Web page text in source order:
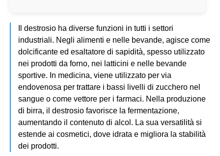
Il destrosio ha diverse funzioni in tutti i settori
industriali. Negli alimenti e nelle bevande, agisce come
dolcificante ed esaltatore di sapidità, spesso utilizzato
nei prodotti da forno, nei latticini e nelle bevande
sportive. In medicina, viene utilizzato per via
endovenosa per trattare i bassi livelli di zucchero nel
sangue o come vettore per i farmaci. Nella produzione
di birra, il destrosio favorisce la fermentazione,
aumentando il contenuto di alcol. La sua versatilità si
estende ai cosmetici, dove idrata e migliora la stabilità
dei prodotti.